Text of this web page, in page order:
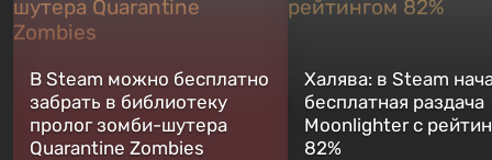
В Steam можно бесплатно
забрать в библиотеку
пролог зомби-шутера
Quarantine Zombies
Халява: в Steam
бесплатная раздача
Moonlighter с
82%